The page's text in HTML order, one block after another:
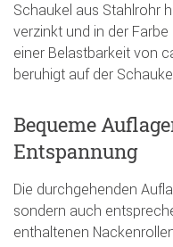
Schaukel aus Stahlrohr
verzinkt und in der
einer Belastbarkeit von
beruhigt auf der
Bequeme
Entspannung
Die durchgehenden
sondern auch
enthaltenen